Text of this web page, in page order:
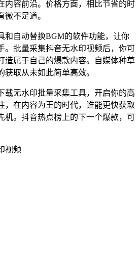
内容前沿。价格方面，相比节省的时
微不足道。
和自动替换BGM的软件功能，让你
。批量采集抖音无水印视频后，你可
造属于自己的爆款内容。自媒体种草
取从未如此简单高效。
载无水印批量采集工具，开启你的高
，在内容为王的时代，谁能更快获取
机。抖音热点榜上的下一个爆款，可
视频